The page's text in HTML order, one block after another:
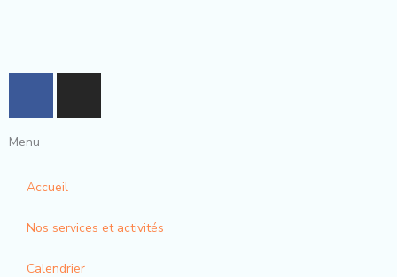
F
c
e
o
o
k
-
I
s
r
a
m
Menu
Accueil
Nos services et activités
Calendrier